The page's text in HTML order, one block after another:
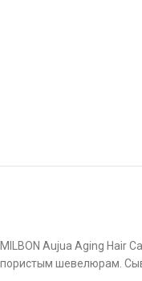
MILBON Aujua Aging Hair
пористым шевелюрам.